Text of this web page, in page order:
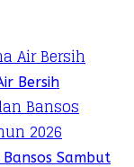
Bersih
Sambut